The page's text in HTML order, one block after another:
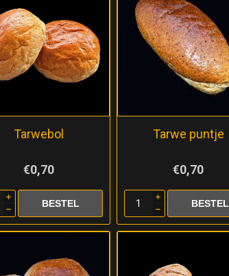
Tarwebol
€0,70
i
h
Tarwe puntje
€0,70
i
h